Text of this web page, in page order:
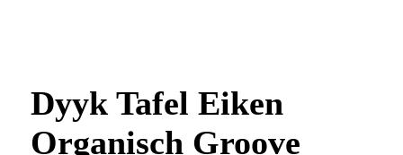
Dyyk Tafel Eiken
Organisch Groove